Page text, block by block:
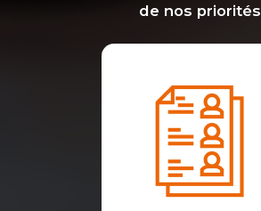
de nos priorités